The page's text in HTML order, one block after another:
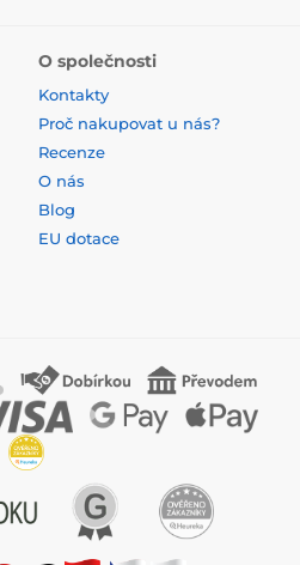
O společnosti
Kontakty
Proč nakupovat u nás?
Recenze
O nás
Blog
EU dotace